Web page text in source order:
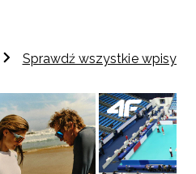
Sprawdź wszystkie wpisy